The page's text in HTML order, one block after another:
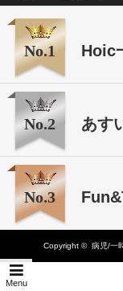
Menu
No.1 Hoic
No.2 あす
No.3
Copyright ©病児/一